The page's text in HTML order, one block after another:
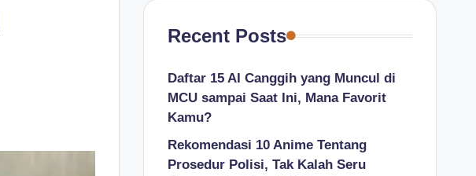
Recent Posts
Daftar 15 AI Canggih yang Muncul di
MCU sampai Saat Ini, Mana Favorit
Kamu?
Rekomendasi 10 Anime Tentang
Prosedur Polisi, Tak Kalah Seru